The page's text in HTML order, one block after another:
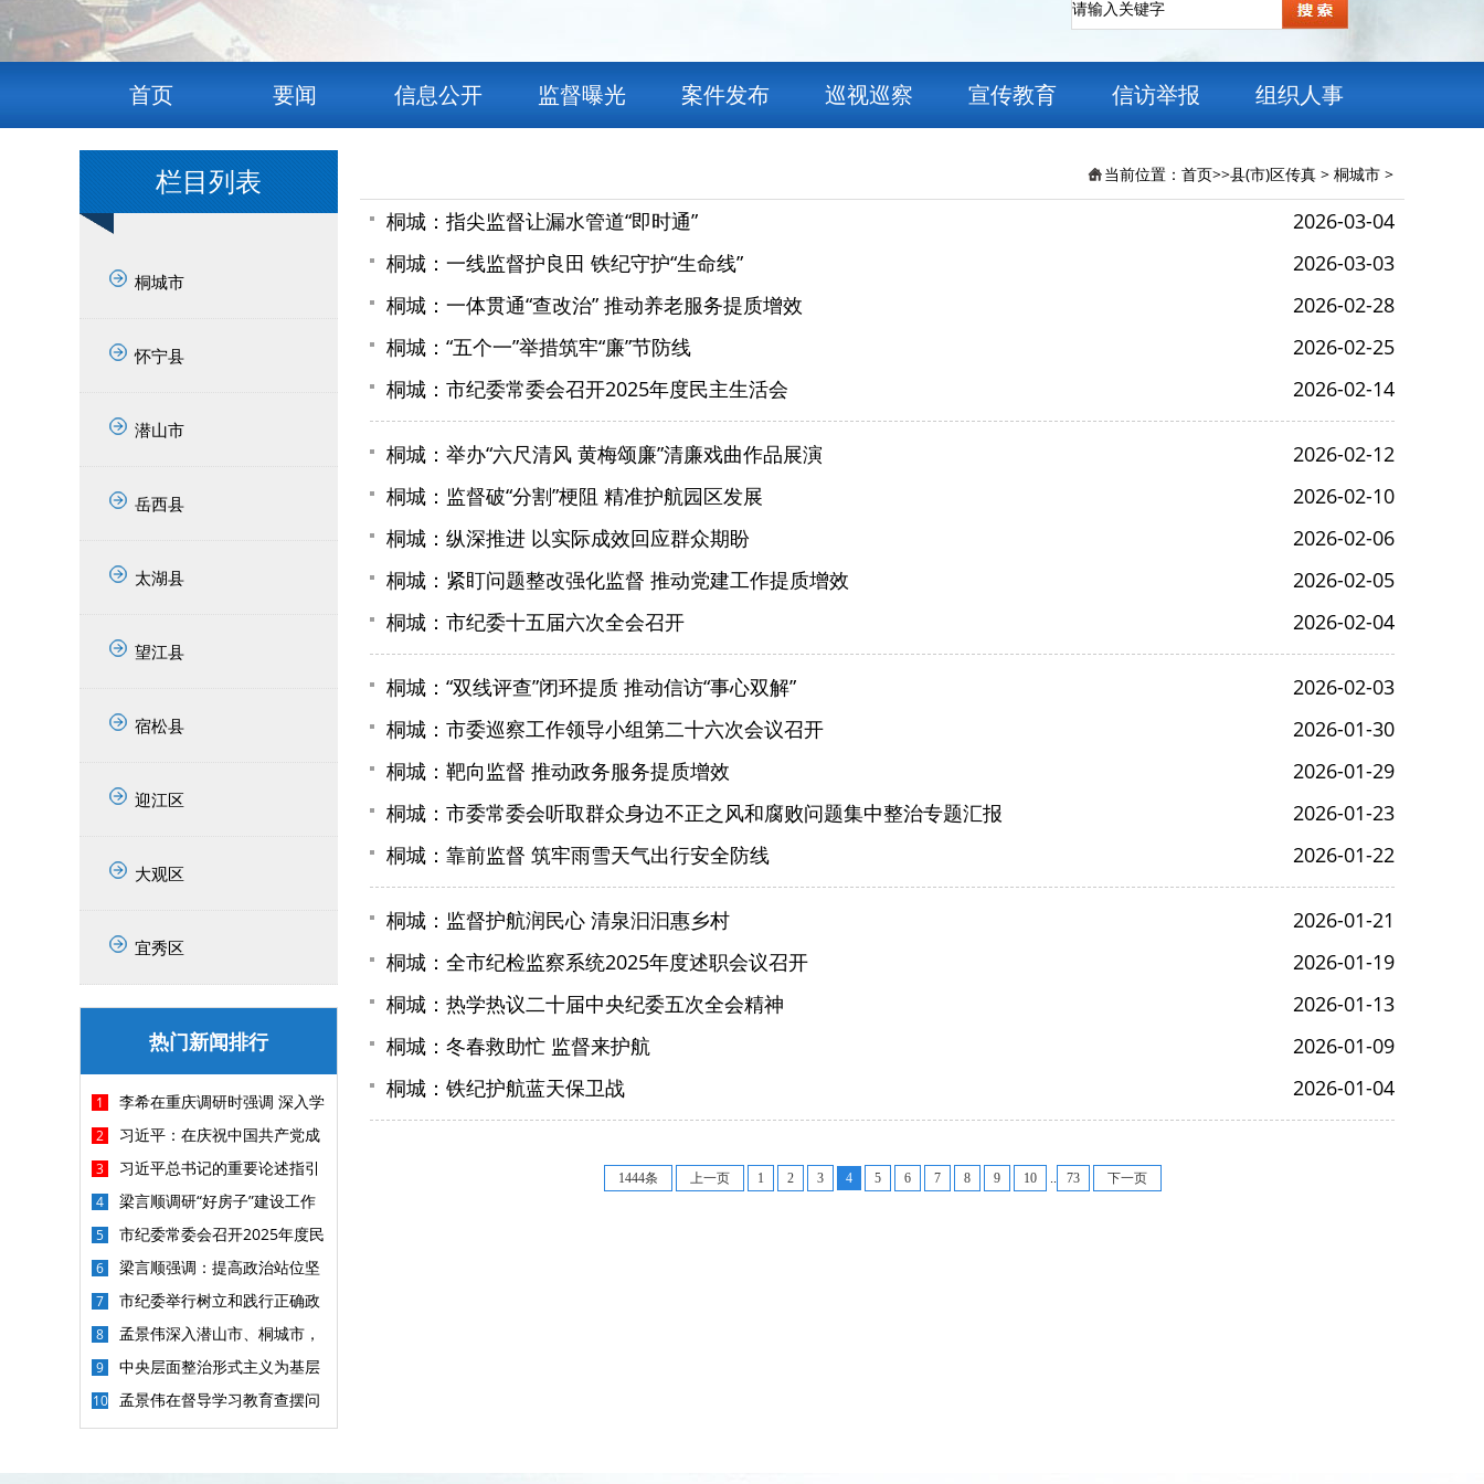
首页 要闻 信息公开 监督曝光 案件发布 巡视巡察 宣传教育 信访举报 组织人事
栏目列表
桐城市
怀宁县
潜山市
岳西县
太湖县
望江县
宿松县
迎江区
大观区
宜秀区
热门新闻排行
1
李希在重庆调研时强调 深入学
习贯彻习近平党建思想 以更高标准
更实举措做好纪检监察各项工作
2
习近平：在庆祝中国共产党成
立105周年大会上的讲话
3
习近平总书记的重要论述指引
基础教育改革发展开创新局面
4
梁言顺调研“好房子”建设工作
并主持召开座谈会 深入学习贯彻习
近平总书记重要讲话精神 加快建
设“好房子”探索房地产高质量发展
新路
5
市纪委常委会召开2025年度民
主生活会
6
梁言顺强调：提高政治站位坚
持问题导向勇于刀刃向内 坚决把集
中整治重点任务抓紧抓实抓出成效
7
市纪委举行树立和践行正确政
绩观学习教育读书班暨理论学习中
心组学习会议
8
孟景伟深入潜山市、桐城市，
调研督导汛期地质灾害防治工作
9
中央层面整治形式主义为基层
减负专项工作机制办公室 中央纪委
办公厅公开通报3起整治形式主义
10
孟景伟在督导学习教育查摆问
题整改整治工作时强调 动真碰硬抓
当前位置： 首页>>县(市)区传真 > 桐城市 >
2026-03-04
桐城：指尖监督让漏水管道“即时通”
2026-03-03
桐城：一线监督护良田 铁纪守护“生命线”
2026-02-28
桐城：一体贯通“查改治” 推动养老服务提质增效
2026-02-25
桐城：“五个一”举措筑牢“廉”节防线
2026-02-14
桐城：市纪委常委会召开2025年度民主生活会
2026-02-12
桐城：举办“六尺清风 黄梅颂廉”清廉戏曲作品展演
2026-02-10
桐城：监督破“分割”梗阻 精准护航园区发展
2026-02-06
桐城：纵深推进 以实际成效回应群众期盼
2026-02-05
桐城：紧盯问题整改强化监督 推动党建工作提质增效
2026-02-04
桐城：市纪委十五届六次全会召开
2026-02-03
桐城：“双线评查”闭环提质 推动信访“事心双解”
2026-01-30
桐城：市委巡察工作领导小组第二十六次会议召开
2026-01-29
桐城：靶向监督 推动政务服务提质增效
2026-01-23
桐城：市委常委会听取群众身边不正之风和腐败问题集中整治专题汇报
2026-01-22
桐城：靠前监督 筑牢雨雪天气出行安全防线
2026-01-21
桐城：监督护航润民心 清泉汩汩惠乡村
2026-01-19
桐城：全市纪检监察系统2025年度述职会议召开
2026-01-13
桐城：热学热议二十届中央纪委五次全会精神
2026-01-09
桐城：冬春救助忙 监督来护航
2026-01-04
桐城：铁纪护航蓝天保卫战
1444条 上一页 1 2 3 4 5 6 7 8 9 10 .. 73 下一页